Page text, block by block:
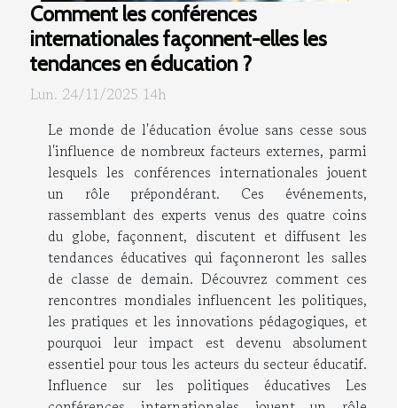
Comment les conférences
internationales façonnent-elles les
tendances en éducation ?
Lun. 24/11/2025 14h
Le monde de l'éducation évolue sans cesse sous
l'influence de nombreux facteurs externes, parmi
lesquels les conférences internationales jouent
un rôle prépondérant. Ces événements,
rassemblant des experts venus des quatre coins
du globe, façonnent, discutent et diffusent les
tendances éducatives qui façonneront les salles
de classe de demain. Découvrez comment ces
rencontres mondiales influencent les politiques,
les pratiques et les innovations pédagogiques, et
pourquoi leur impact est devenu absolument
essentiel pour tous les acteurs du secteur éducatif.
Influence sur les politiques éducatives Les